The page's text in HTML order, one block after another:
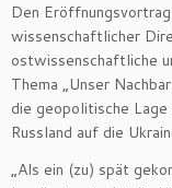
Den
wissenschaftlicher
ostwissenschaftliche
Thema „Unser
die geopolitische Lage
Russland auf die
„Als ein (zu) spät